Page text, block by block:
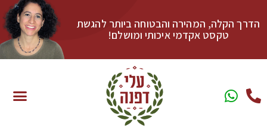
הדרך הקלה, המהירה והבטוחה ביותר להגשת
טקסט אקדמי איכותי ומושלם!